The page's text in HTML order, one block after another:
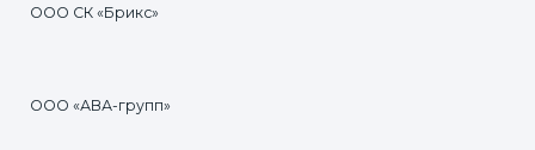
ООО СК «Брикс»
ООО «АВА-групп»